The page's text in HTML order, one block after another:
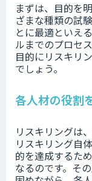
まずは、目的を
ざまな種類の試
とに最適といえ
ルまでのプロセ
目的にリスキリ
でしょう。
各人材の役割
リスキリングは
リスキリング自
的を達成するた
なるのです。そ